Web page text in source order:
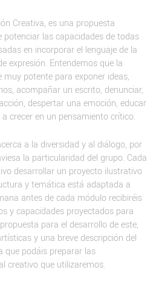
Creativa, es una propuesta
potenciar las capacidades de todas
en incorporar el lenguaje de la
expresión. Entendemos que la
muy potente para exponer ideas,
acompañar un escrito, denunciar,
despertar una emoción, educar
crecer en un pensamiento crítico.
a la diversidad y al diálogo, por
la particularidad del grupo. Cada
desarrollar un proyecto ilustrativo
y temática está adaptada a
antes de cada módulo recibiréis
y capacidades proyectados para
para el desarrollo de este,
y una breve descripción del
que podáis preparar las
creativo que utilizaremos.